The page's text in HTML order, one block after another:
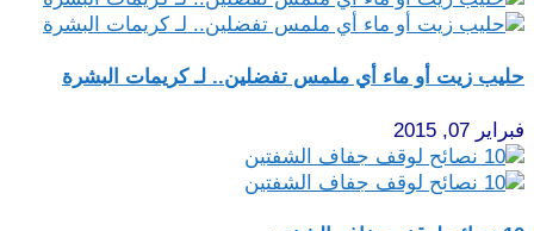
حليب زيت أو ماء أي ملمس تفضلين.. لـ كريمات البشرة
فبراير 07, 2015